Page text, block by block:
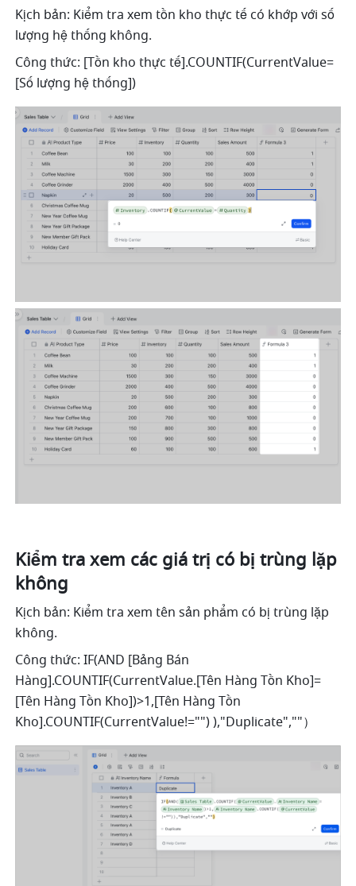
Kịch bản: Kiểm tra xem tồn kho thực tế có khớp với số
lượng hệ thống không.
Công thức: [Tồn kho thực tế].COUNTIF(CurrentValue=
[Số lượng hệ thống])
Kiểm tra xem các giá trị có bị trùng lặp
không
Kịch bản: Kiểm tra xem tên sản phẩm có bị trùng lặp
không.
Công thức: IF(AND [Bảng Bán
Hàng].COUNTIF(CurrentValue.[Tên Hàng Tồn Kho]=
[Tên Hàng Tồn Kho])>1,[Tên Hàng Tồn
Kho].COUNTIF(CurrentValue!="") ),"Duplicate",""）